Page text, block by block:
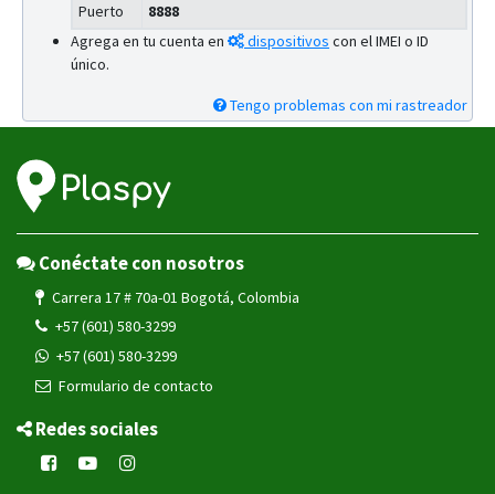
Puerto
8888
Agrega en tu cuenta en
dispositivos con el IMEI o ID
único.
Tengo problemas con mi rastreador
Conéctate con nosotros
Carrera 17 # 70a-01 Bogotá, Colombia
+57 (601) 580-3299
+57 (601) 580-3299
Formulario de contacto
Redes sociales